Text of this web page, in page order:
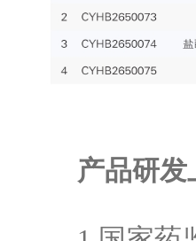
产品研发